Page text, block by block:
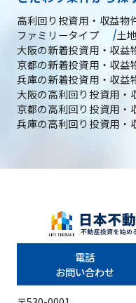
高利回り投資用・収益物
ファミリータイプ
土
大阪の新着投資用・収益
京都の新着投資用・収益
兵庫の新着投資用・収益
大阪の高利回り投資用・
京都の高利回り投資用・
兵庫の高利回り投資用・
電話
お問い合わせ